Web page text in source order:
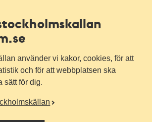
använder vi kakor, cookies, för att
och för att webbplatsen ska
sätt för dig.